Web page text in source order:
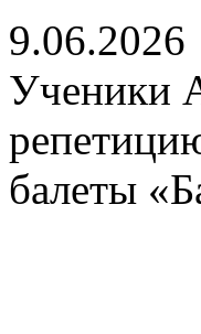
9.06.2026
Ученики
балеты